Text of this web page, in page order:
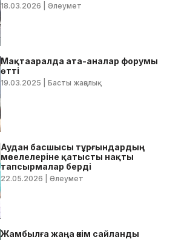
18.03.2026 | Әлеумет
Мақтааралда ата-аналар форумы
өтті
19.03.2025 | Басты жаңалық
Аудан басшысы тұрғындардың
мәселелеріне қатысты нақты
тапсырмалар берді
22.05.2026 | Әлеумет
Жамбылға жаңа әкім сайланды